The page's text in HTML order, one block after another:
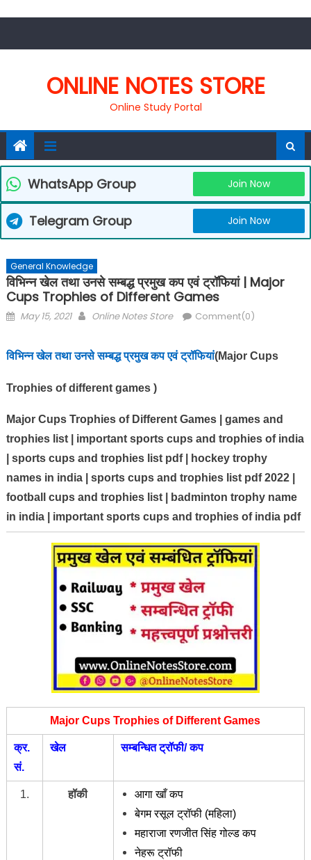
ONLINE NOTES STORE
Online Study Portal
WhatsApp Group Join Now
Telegram Group Join Now
General Knowledge
विभिन्न खेल तथा उनसे सम्बद्ध प्रमुख कप एवं ट्रॉफियां | Major
Cups Trophies of Different Games
Posted
May 15, 2021 Author
Online Notes Store Comment(0)
विभिन्न खेल तथा उनसे सम्बद्ध प्रमुख कप एवं ट्रॉफियां(Major Cups
Trophies of different games )
Major Cups Trophies of Different Games | games and
trophies list | important sports cups and trophies of india
| sports cups and trophies list pdf | hockey trophy
names in india | sports cups and trophies list pdf 2022 |
football cups and trophies list | badminton trophy name
in india | important sports cups and trophies of india pdf
Major Cups Trophies of Different Games
क्र.
सं.
खेल सम्बन्धित ट्रॉफी/ कप
1. हॉकी
आगा खाँ कप
बेगम रसूल ट्रॉफी (महिला)
महाराजा रणजीत सिंह गोल्ड कप
नेहरू ट्रॉफी